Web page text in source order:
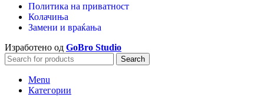
Политика на приватност
Колачиња
Замени и враќања
Изработено од GoBro Studio
Search
Menu
Категории